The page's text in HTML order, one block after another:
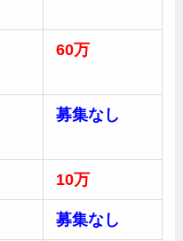
60万
募集なし
10万
募集なし